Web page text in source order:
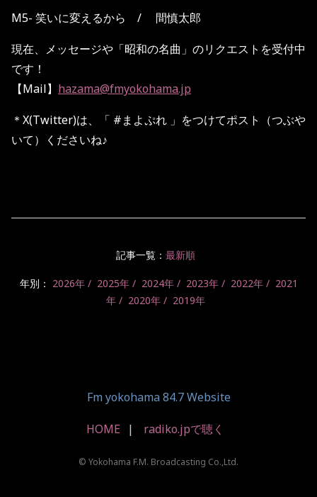
M5- 笑いに変えるから /
間慎太郎
現在、メッセージや「昭和の名曲」のリクエストを受付中
です！
【Mail】 hazama@fmyokohama.jp
＊ X(Twitter)は、「 #まよぷれ 」をつけてポスト（つぶや
いて）くださいね♪
記事一覧： 最新順
年別： 2026年 2025年 2024年 2023年 2022年
2021
年
2020年 2019年
Fm yokohama 84.7 Website
HOME radiko.jpで聴く
© Yokohama F.M. Broadcasting Co.,Ltd.